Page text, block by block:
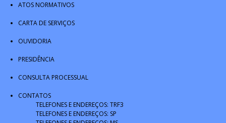
ATOS NORMATIVOS
CARTA DE SERVIÇOS
OUVIDORIA
PRESIDÊNCIA
CONSULTA PROCESSUAL
CONTATOS
TELEFONES E ENDEREÇOS: TRF3
TELEFONES E ENDEREÇOS: SP